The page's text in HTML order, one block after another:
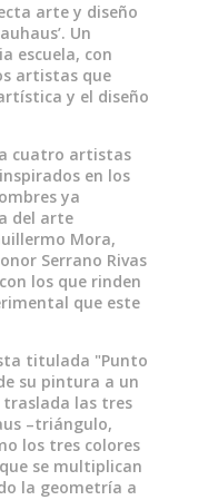
arte y diseño
Un
escuela, con
artistas que
y el diseño
a cuatro artistas
en los
ya
del arte
Mora,
Serrano Rivas
los que rinden
que este
titulada "Punto
su pintura a un
traslada las tres
–triángulo,
los tres colores
se multiplican
la geometría a